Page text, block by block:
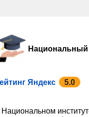
Национальный
Яндекс 5.0
Национальном